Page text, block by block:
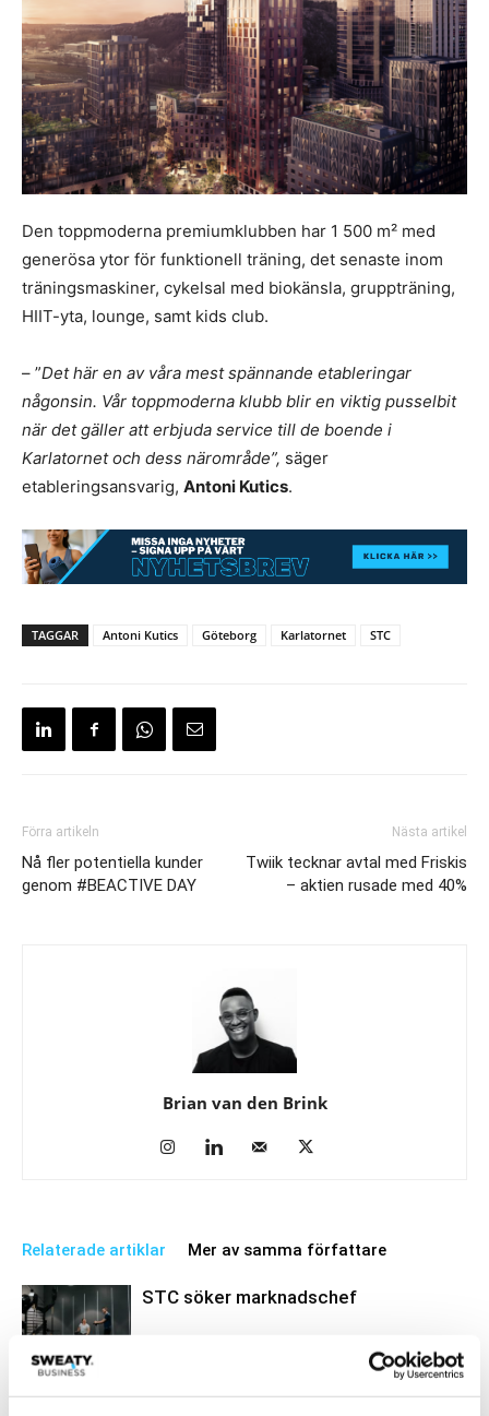
Den toppmoderna premiumklubben har 1 500 m² med
generösa ytor för funktionell träning, det senaste inom
träningsmaskiner, cykelsal med biokänsla, gruppträning,
HIIT-yta, lounge, samt kids club.
– ”Det här en av våra mest spännande etableringar
någonsin. Vår toppmoderna klubb blir en viktig pusselbit
när det gäller att erbjuda service till de boende i
Karlatornet och dess närområde”, säger
etableringsansvarig, Antoni Kutics.
TAGGAR Antoni Kutics Göteborg Karlatornet STC
Förra artikeln
Nå fler potentiella kunder
genom #BEACTIVE DAY
Nästa artikel
Twiik tecknar avtal med Friskis
– aktien rusade med 40%
Brian van den Brink
Relaterade artiklar Mer av samma författare
STC söker marknadschef
Bildspecial: Nyöppnade STC